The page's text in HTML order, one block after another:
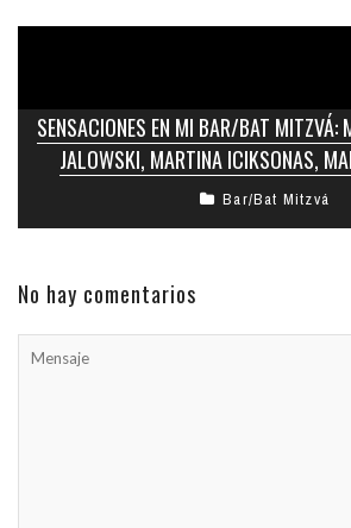
SENSACIONES EN MI BAR/BAT MITZVÁ:
JALOWSKI, MARTINA ICIKSONAS,
Bar/Bat Mitzvá
No hay comentarios